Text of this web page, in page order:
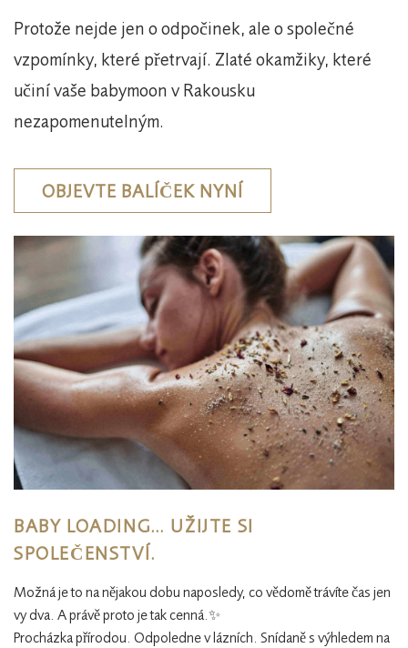
Protože nejde jen o odpočinek, ale o společné
vzpomínky, které přetrvají. Zlaté okamžiky, které
učiní vaše babymoon v Rakousku
nezapomenutelným.
OBJEVTE BALÍČEK NYNÍ
BABY LOADING… UŽIJTE SI
SPOLEČENSTVÍ.
Možná je to na nějakou dobu naposledy, co vědomě trávíte čas jen
vy dva. A právě proto je tak cenná.✨
Procházka přírodou. Odpoledne v lázních. Snídaně s výhledem na